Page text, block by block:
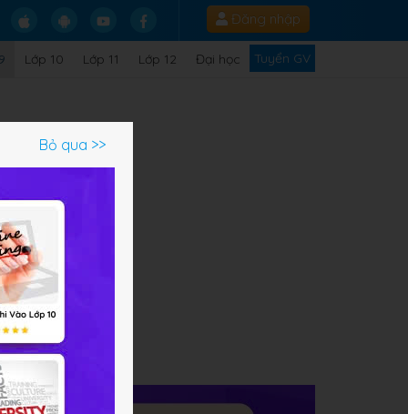
Đăng nhập
Lớp 10 Lớp 11 Lớp 12 Đại học Tuyển GV
Bỏ qua >>